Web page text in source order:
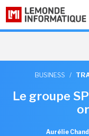
BUSINESS /
Le groupe
Aurélie